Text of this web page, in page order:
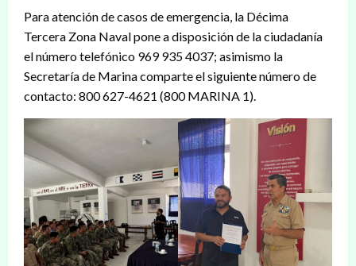
Para atención de casos de emergencia, la Décima
Tercera Zona Naval pone a disposición de la ciudadanía
el número telefónico 969 935 4037; asimismo la
Secretaría de Marina comparte el siguiente número de
contacto: 800 627-4621 (800 MARINA 1).